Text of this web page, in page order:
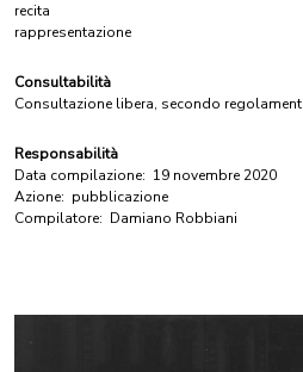
recita
rappresentazione
Consultabilità
Consultazione libera, secondo
Responsabilità
Data compilazione: 19 novembre 2020
Azione: pubblicazione
Compilatore: Damiano Robbiani